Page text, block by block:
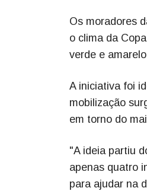
Os moradores
o clima da
verde e
A iniciativa foi
mobilização
em torno do
"A ideia partiu
apenas quatro
para ajudar na